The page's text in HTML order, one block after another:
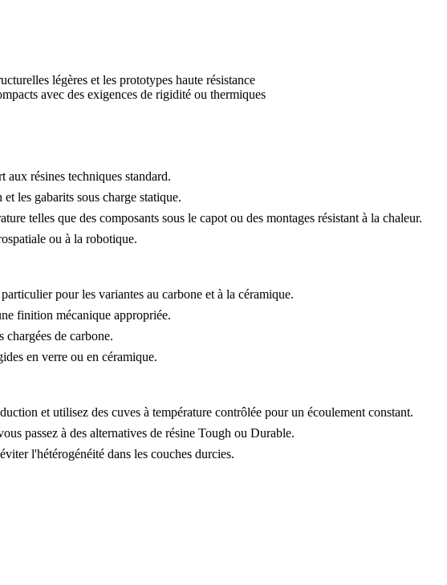
légères et les prototypes haute résistance
avec des exigences de rigidité ou thermiques
résines techniques standard.
les gabarits sous charge statique.
telles que des composants sous le capot ou des montages résistant à la chaleur.
ou à la robotique.
pour les variantes au carbone et à la céramique.
finition mécanique appropriée.
de carbone.
en verre ou en céramique.
et utilisez des cuves à température contrôlée pour un écoulement constant.
passez à des alternatives de résine Tough ou Durable.
l'hétérogénéité dans les couches durcies.